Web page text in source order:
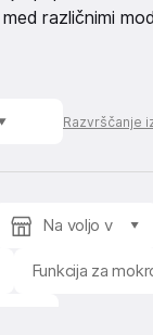
različnimi
Razvrščanje
Na voljo v
Funkcija za